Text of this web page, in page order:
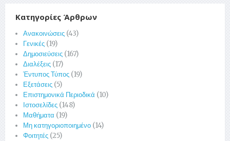
Κατηγορίες Άρθρων
Ανακοινώσεις (43)
Γενικές (19)
Δημοσιεύσεις (167)
Διαλέξεις (17)
Έντυπος Τύπος (19)
Εξετάσεις (5)
Επιστημονικά Περιοδικά (10)
Ιστοσελίδες (148)
Μαθήματα (19)
Μη κατηγοριοποιημένο (14)
Φοιτητές (25)